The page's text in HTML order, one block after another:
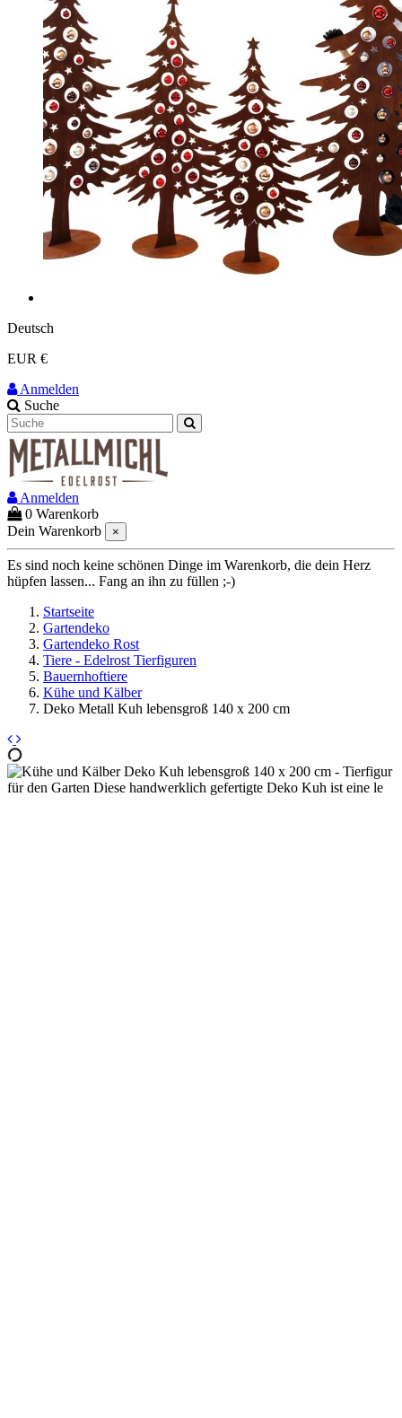
Deutsch
EUR €
Anmelden
Suche
Anmelden
0 Warenkorb
Dein Warenkorb
×
Es sind noch keine schönen Dinge im Warenkorb, die dein Herz
hüpfen lassen... Fang an ihn zu füllen ;-)
Startseite
Gartendeko
Gartendeko Rost
Tiere - Edelrost Tierfiguren
Bauernhoftiere
Kühe und Kälber
Deko Metall Kuh lebensgroß 140 x 200 cm